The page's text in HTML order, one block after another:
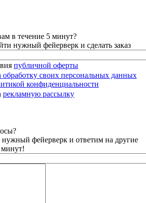
в течение 5 минут?
нужный фейерверк и сделать заказ
публичной оферты
обработку своих персональных данных
конфиденциальности
рекламную рассылку
фейерверк и ответим на другие
минут!